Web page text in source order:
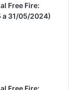
Free Fire:
a 31/05/2024)
Free Fire: